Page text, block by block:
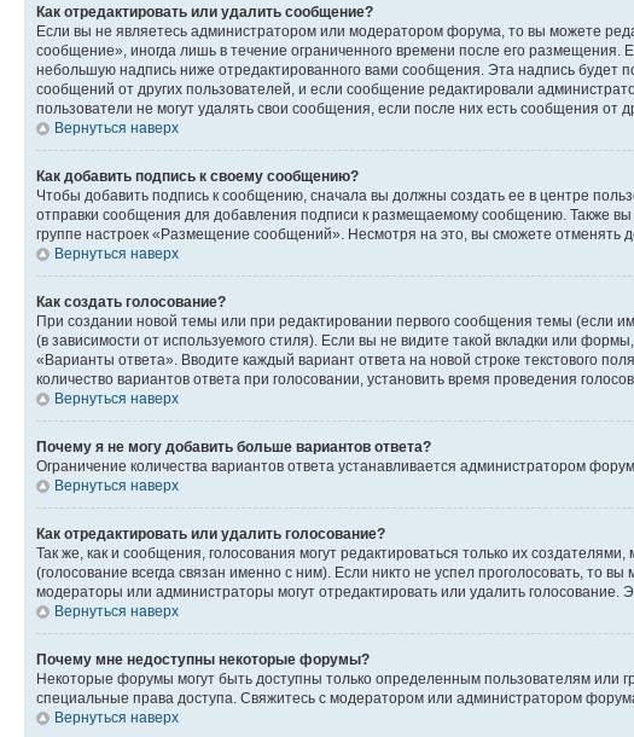
Как отредактировать или удалить сообщение?
Если вы не являетесь администратором или модератором форума, то вы можете
сообщение», иногда лишь в течение ограниченного времени после его
небольшую надпись ниже отредактированного вами сообщения. Эта надпись будет
сообщений от других пользователей, и если сообщение редактировали
пользователи не могут удалять свои сообщения, если после них есть сообщения от
Вернуться наверх
Как добавить подпись к своему сообщению?
Чтобы добавить подпись к сообщению, сначала вы должны создать ее в центре
отправки сообщения для добавления подписи к размещаемому сообщению. Также
группе настроек «Размещение сообщений». Несмотря на это, вы сможете
Вернуться наверх
Как создать голосование?
При создании новой темы или при редактировании первого сообщения темы (если
(в зависимости от используемого стиля). Если вы не видите такой вкладки или
«Варианты ответа». Вводите каждый вариант ответа на новой строке текстового
количество вариантов ответа при голосовании, установить время проведения
Вернуться наверх
Почему я не могу добавить больше вариантов ответа?
Ограничение количества вариантов ответа устанавливается администратором
Вернуться наверх
Как отредактировать или удалить голосование?
Так же, как и сообщения, голосования могут редактироваться только их
(голосование всегда связан именно с ним). Если никто не успел проголосовать, то
модераторы или администраторы могут отредактировать или удалить
Вернуться наверх
Почему мне недоступны некоторые форумы?
Некоторые форумы могут быть доступны только определенным пользователям или
специальные права доступа. Свяжитесь с модератором или администратором
Вернуться наверх